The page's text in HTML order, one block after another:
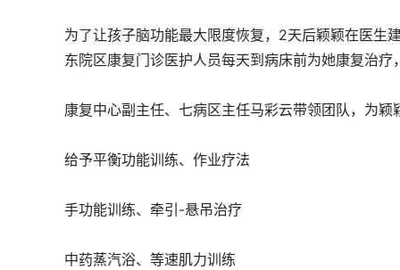
为了让孩子脑功能最大限度恢复，2天后颖颖在医生
东院区康复门诊医护人员每天到病床前为她康复治
康复中心副主任、七病区主任马彩云带领团队，为
给予平衡功能训练、作业疗法
手功能训练、牵引-悬吊治疗
中药蒸汽浴、等速肌力训练